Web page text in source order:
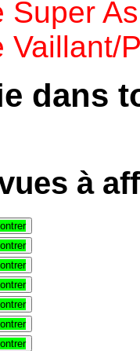
Super As
Vaillant/
dans
à